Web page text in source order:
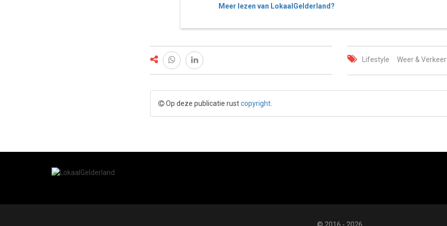
Meer lezen van LokaalGelderland?
Lifestyle Weer & Verkeer
Op deze publicatie rustcopyright